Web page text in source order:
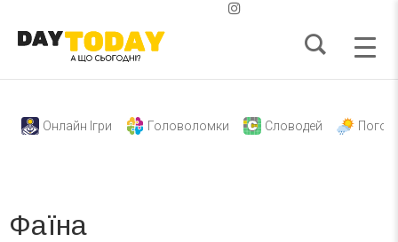
Онлайн Ігри Головоломки Словодей
Фаїна